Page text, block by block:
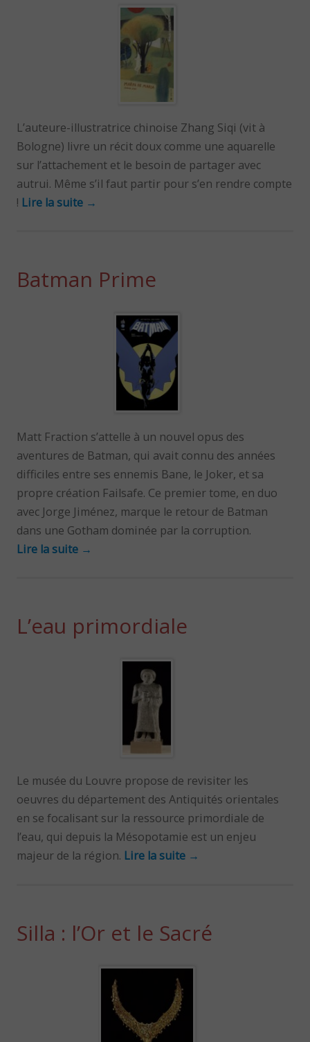
L’auteure-illustratrice chinoise Zhang Siqi (vit à
Bologne) livre un récit doux comme une aquarelle
sur l’attachement et le besoin de partager avec
autrui. Même s’il faut partir pour s’en rendre compte
! Lire la suite →
Batman Prime
Matt Fraction s’attelle à un nouvel opus des
aventures de Batman, qui avait connu des années
difficiles entre ses ennemis Bane, le Joker, et sa
propre création Failsafe. Ce premier tome, en duo
avec Jorge Jiménez, marque le retour de Batman
dans une Gotham dominée par la corruption.
Lire la suite →
L’eau primordiale
Le musée du Louvre propose de revisiter les
oeuvres du département des Antiquités orientales
en se focalisant sur la ressource primordiale de
l’eau, qui depuis la Mésopotamie est un enjeu
majeur de la région. Lire la suite →
Silla : l’Or et le Sacré